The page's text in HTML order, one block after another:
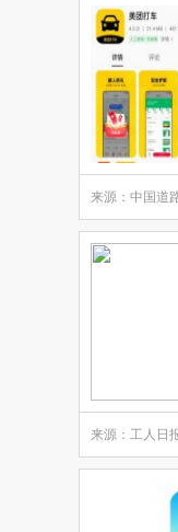
来源：中国道
来源：工人日